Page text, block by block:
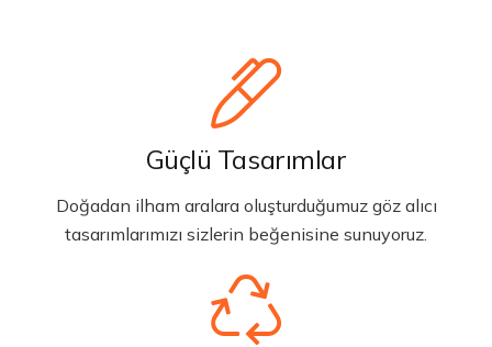
Güçlü Tasarımlar
Doğadan ilham aralara oluşturduğumuz göz alıcı
tasarımlarımızı sizlerin beğenisine sunuyoruz.